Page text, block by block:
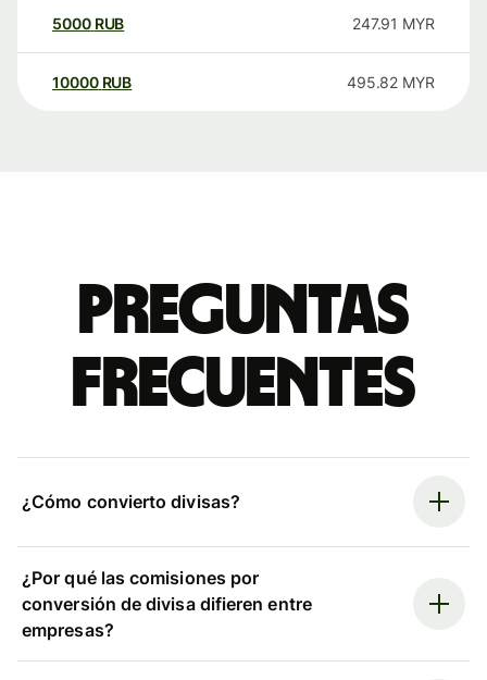
5000 RUB 247.91 MYR
10000 RUB 495.82 MYR
Preguntas
frecuentes
¿Cómo convierto divisas?
¿Por qué las comisiones por
conversión de divisa difieren entre
empresas?